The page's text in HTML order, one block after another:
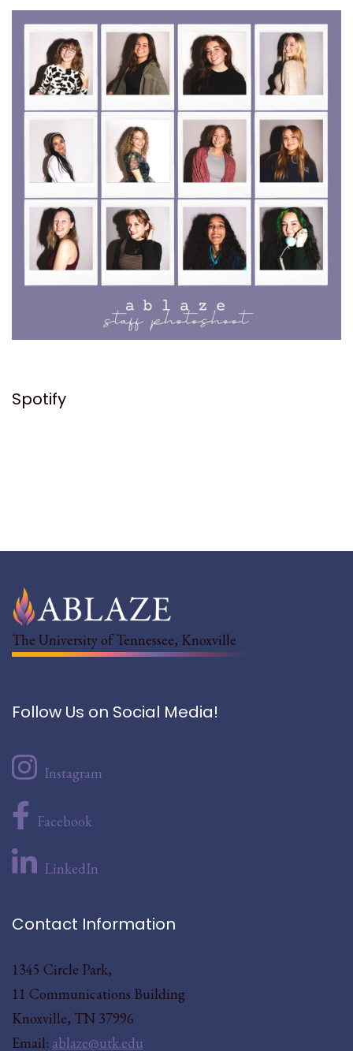
Spotify
The University of Tennessee, Knoxville
Follow Us on Social Media!
Instagram
Facebook
LinkedIn
Contact Information
1345 Circle Park,
11 Communications Building
Knoxville, TN 37996
Email: ablaze@utk.edu